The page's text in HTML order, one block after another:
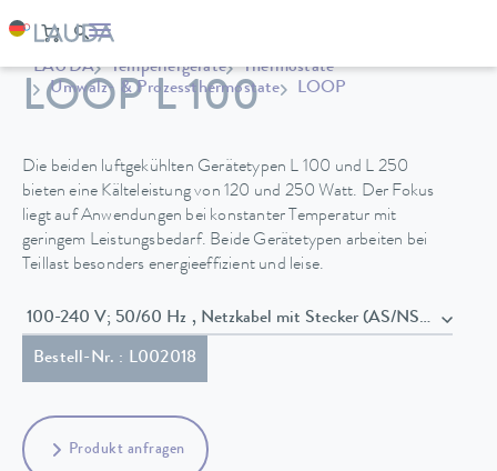
LAUDA Temperiergeräte
Thermostate
Umwälz- & Prozessthermostate
LOOP
LOOP L 100
Die beiden luftgekühlten Gerätetypen L 100 und L 250
bieten eine Kälteleistung von 120 und 250 Watt. Der Fokus
liegt auf Anwendungen bei konstanter Temperatur mit
geringem Leistungsbedarf. Beide Gerätetypen arbeiten bei
Teillast besonders energieeffizient und leise.
100-240 V; 50/60 Hz , Netzkabel mit Stecker (AS/NSZ 3112)
Bestell-Nr. : L002018
Produkt anfragen